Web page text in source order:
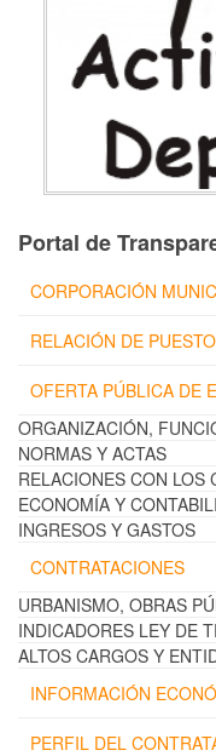
Portal de
CORPORACIÓN
RELACIÓN DE
OFERTA PÚBLICA DE
ORGANIZACIÓN,
NORMAS Y ACTAS
RELACIONES CON LOS
ECONOMÍA Y
INGRESOS Y GASTOS
CONTRATACIONES
URBANISMO, OBRAS
INDICADORES LEY DE
ALTOS CARGOS Y
INFORMACIÓN
PERFIL DEL